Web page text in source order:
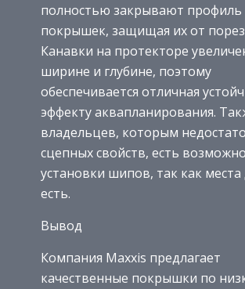
полностью закрывают профиль
покрышек, защищая их от
Канавки на протекторе
ширине и глубине, поэтому
обеспечивается отличная
эффекту аквапланирования.
владельцев, которым
сцепных свойств, есть
установки шипов, так как места
есть.
Вывод
Компания Maxxis предлагает
качественные покрышки по